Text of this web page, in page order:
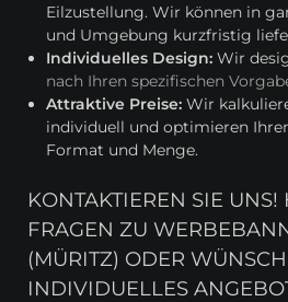
Eilzustellung. Wir können in
und Umgebung kurzfristig
Individuelles Design:Wir
nach Ihren spezifischen
Attraktive Preise:Wir
individuell und optimieren
Format und Menge.
KONTAKTIEREN SIE UNS!
FRAGEN ZU
(MÜRITZ) ODER
INDIVIDUELLES